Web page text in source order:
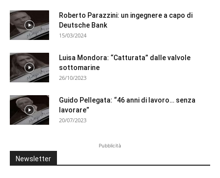
Roberto Parazzini: un ingegnere a capo di
Deutsche Bank
15/03/2024
Luisa Mondora: “Catturata” dalle valvole
sottomarine
26/10/2023
Guido Pellegata: “46 anni di lavoro… senza
lavorare”
20/07/2023
Pubblicità
Newsletter